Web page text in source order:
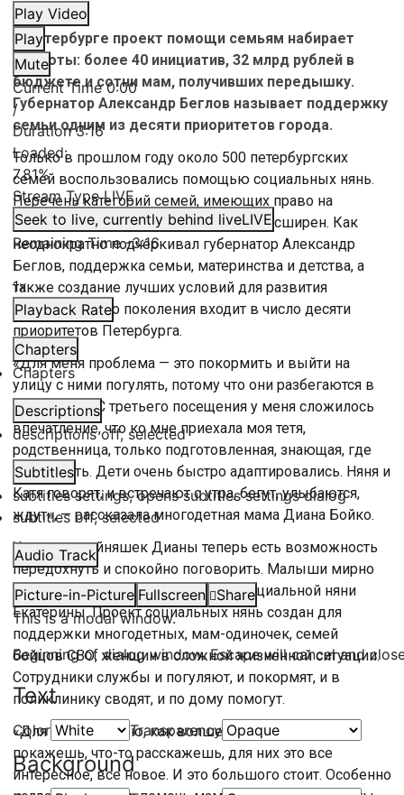
Play Video
Play
Mute
Current Time0:00
/
Duration3:16
Loaded:
7.81%
Stream TypeLIVE
Seek to live, currently behind liveLIVE
Remaining Time-3:16
1x
Playback Rate
Chapters
Chapters
Descriptions
descriptions off, selected
Subtitles
subtitles settings, opens subtitles settings dialog
subtitles off, selected
Audio Track
Picture-in-Picture Fullscreen
Share
This is a modal window.
Beginning of dialog window. Escape will cancel and
Text
Color Transparency
Background
В Петербурге проект помощи семьям набирает
обороты: более 40 инициатив, 32 млрд рублей в
бюджете и сотни мам, получивших передышку.
Губернатор Александр Беглов называет поддержку
семьи одним из десяти приоритетов города.
Только в прошлом году около 500 петербургских
семей воспользовались помощью социальных нянь.
Перечень категорий семей, имеющих право на
получение этой услуги, значительно расширен. Как
неоднократно подчеркивал губернатор Александр
Беглов, поддержка семьи, материнства и детства, а
также создание лучших условий для развития
подрастающего поколения входит в число десяти
приоритетов Петербурга.
«Для меня проблема — это покормить и выйти на
улицу с ними погулять, потому что они разбегаются в
рассыпную. С третьего посещения у меня сложилось
впечатление, что ко мне приехала моя тетя,
родственница, только подготовленная, знающая, где
подхватить. Дети очень быстро адаптировались. Няня и
Катя говорят, и встречают с утра, бегут, улыбаются,
ждут», — рассказала многодетная мама Диана Бойко.
У мамы двойняшек Дианы теперь есть возможность
передохнуть и спокойно поговорить. Малыши мирно
сидят в коляске под присмотром социальной няни
Екатерины. Проект социальных нянь создан для
поддержки многодетных, мам-одиночек, семей
бойцов СВО, женщин в сложной жизненной ситуации.
Сотрудники службы и погуляют, и покормят, и в
поликлинику сводят, и по дому помогут.
«Для них я, говорю, как волшебница. Что-то им
покажешь, что-то расскажешь, для них это все
интересное, все новое. И это большого стоит. Особенно